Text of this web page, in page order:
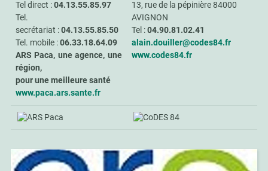
Tel direct :04.13.55.85.97
Tel.
secrétariat :04.13.55.85.50
Tel. mobile :06.33.18.64.09
ARS Paca, une agence, une
région,
pour une meilleure santé
www.paca.ars.sante.fr
13, rue de la pépinière 84000
AVIGNON
Tel :04.90.81.02.41
alain.douiller@codes84.fr
www.codes84.fr